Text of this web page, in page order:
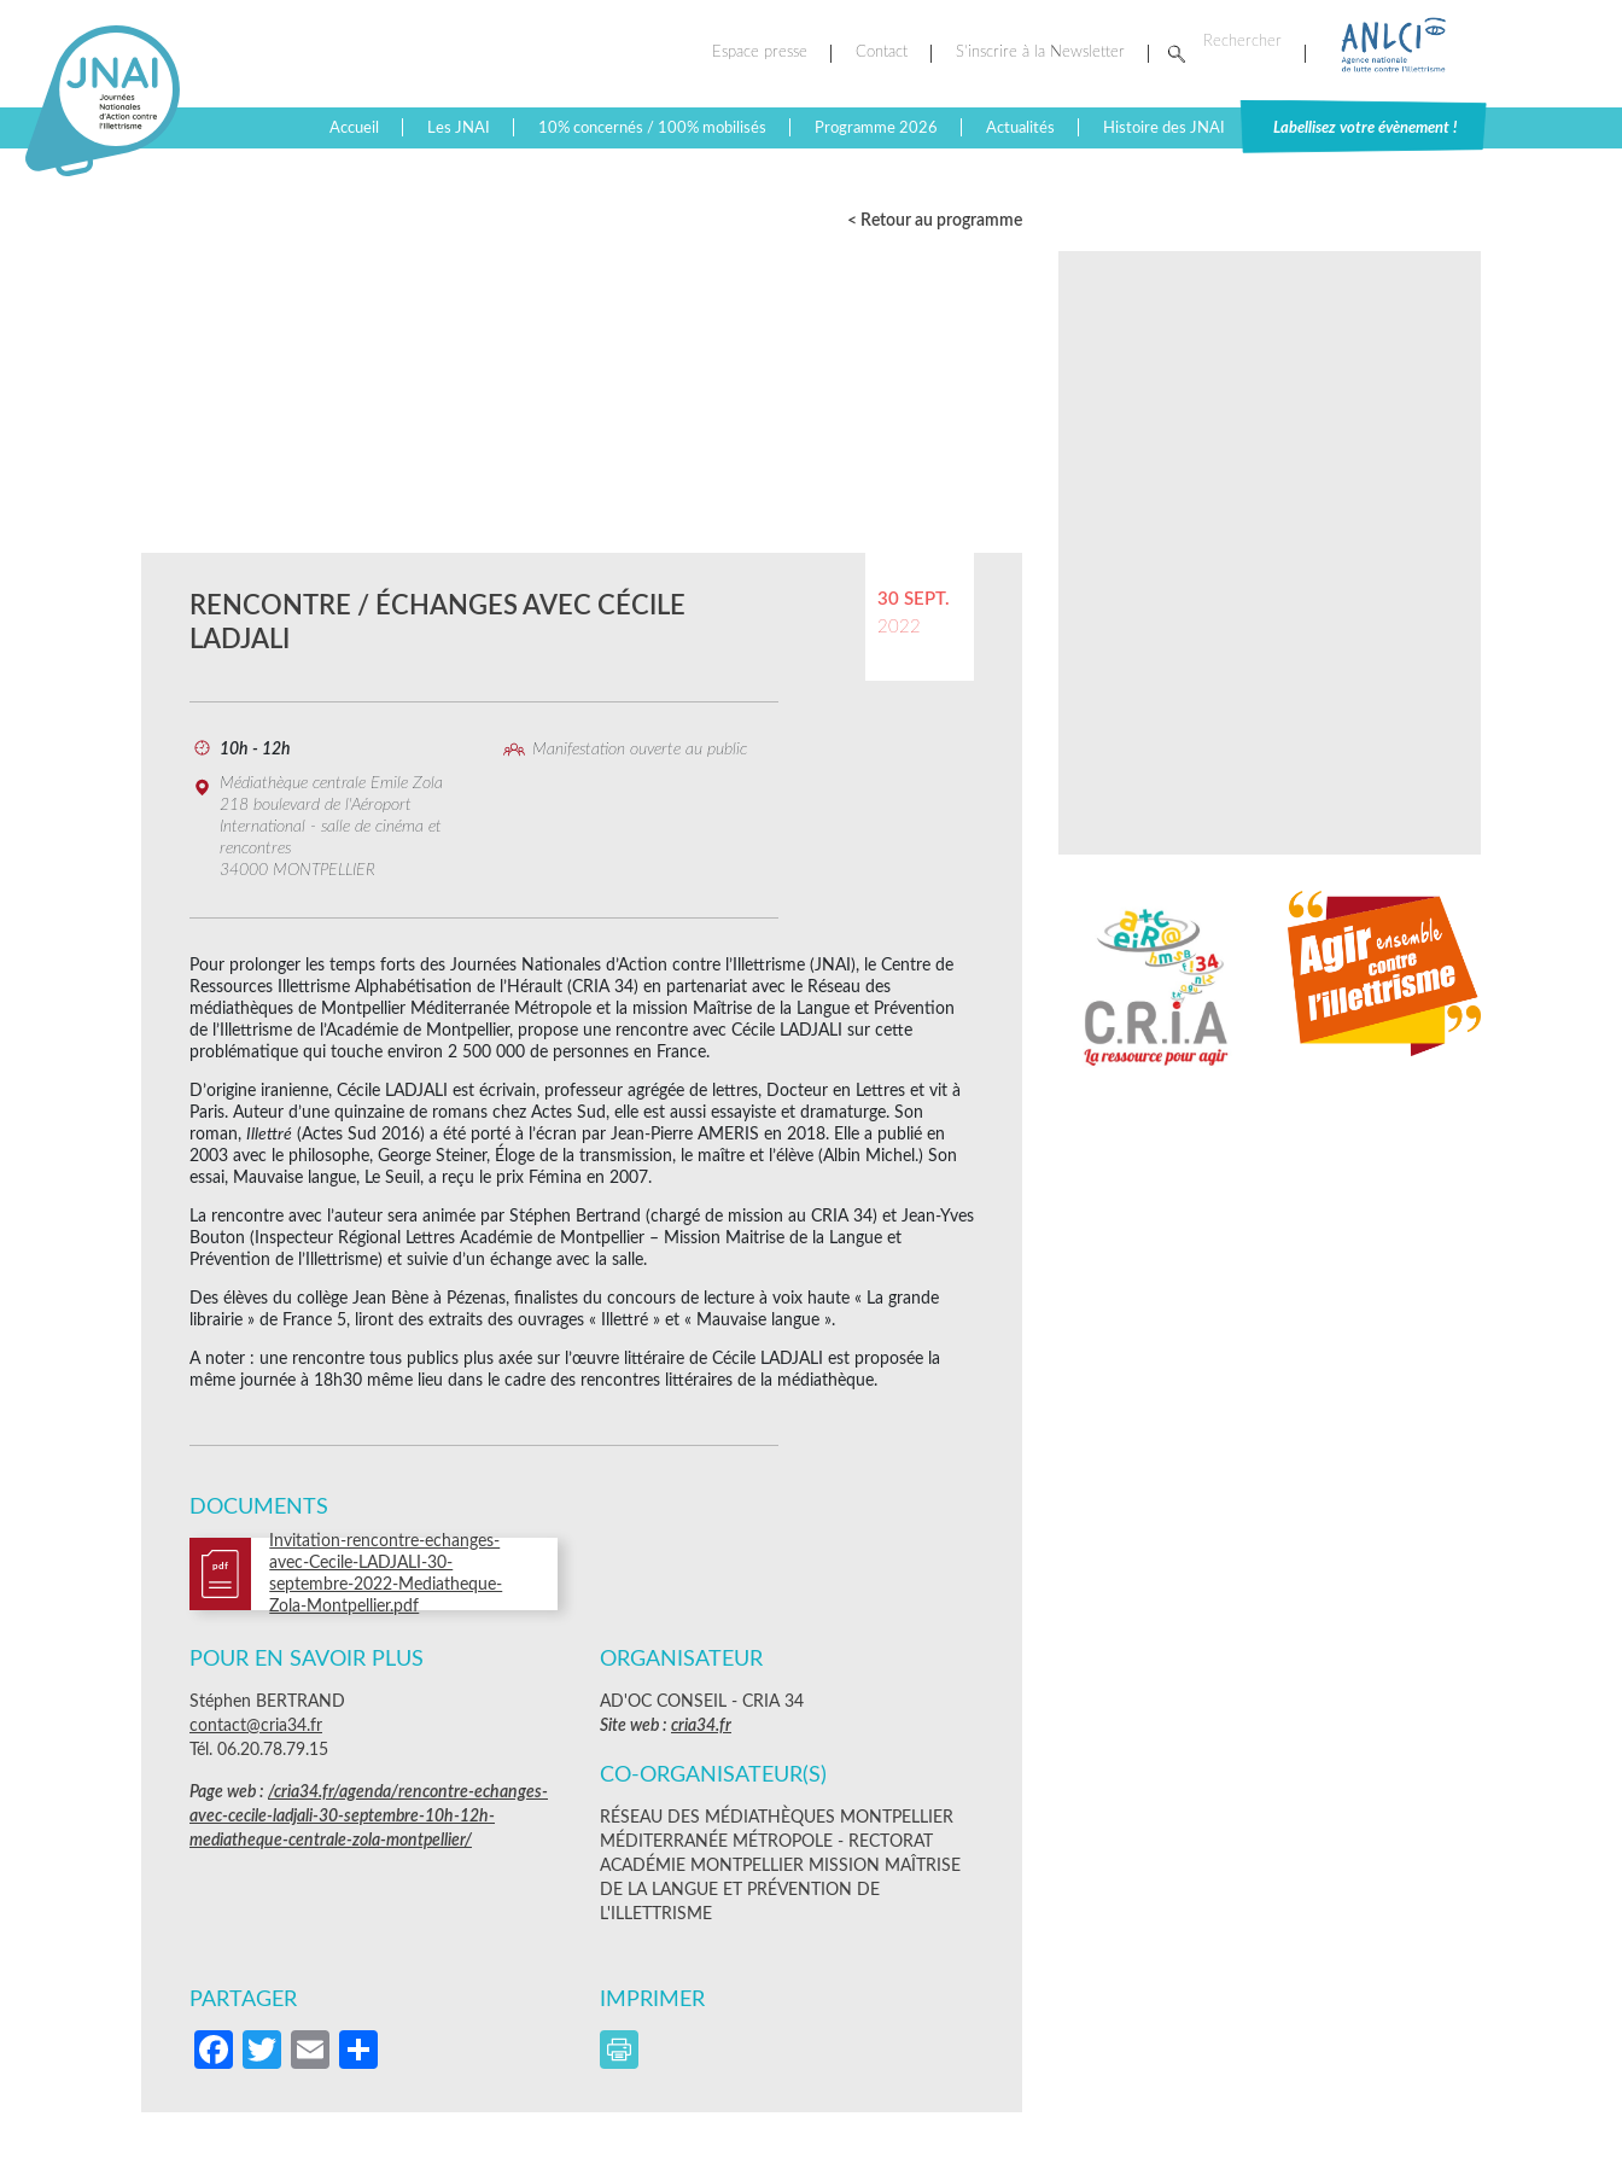
Espace presse Contact S’inscrire à la Newsletter
Accueil Les JNAI 10% concernés / 100% mobilisés Programme 2026 Actualités Histoire des JNAI Labellisez votre évènement !
< Retour au programme
30 SEPT.
2022
RENCONTRE / ÉCHANGES AVEC CÉCILE
LADJALI
10h - 12h
Manifestation ouverte au public
Médiathèque centrale Emile Zola
218 boulevard de l'Aéroport
International - salle de cinéma et
rencontres
34000 MONTPELLIER
Pour prolonger les temps forts des Journées Nationales d’Action contre l’Illettrisme (JNAI), le Centre de
Ressources Illettrisme Alphabétisation de l’Hérault (CRIA 34) en partenariat avec le Réseau des
médiathèques de Montpellier Méditerranée Métropole et la mission Maîtrise de la Langue et Prévention
de l’Illettrisme de l’Académie de Montpellier, propose une rencontre avec Cécile LADJALI sur cette
problématique qui touche environ 2 500 000 de personnes en France.
D’origine iranienne, Cécile LADJALI est écrivain, professeur agrégée de lettres, Docteur en Lettres et vit à
Paris. Auteur d’une quinzaine de romans chez Actes Sud, elle est aussi essayiste et dramaturge. Son
roman, Illettré (Actes Sud 2016) a été porté à l’écran par Jean-Pierre AMERIS en 2018. Elle a publié en
2003 avec le philosophe, George Steiner, Éloge de la transmission, le maître et l’élève (Albin Michel.) Son
essai, Mauvaise langue, Le Seuil, a reçu le prix Fémina en 2007.
La rencontre avec l’auteur sera animée par Stéphen Bertrand (chargé de mission au CRIA 34) et Jean-Yves
Bouton (Inspecteur Régional Lettres Académie de Montpellier – Mission Maitrise de la Langue et
Prévention de l’Illettrisme) et suivie d’un échange avec la salle.
Des élèves du collège Jean Bène à Pézenas, finalistes du concours de lecture à voix haute « La grande
librairie » de France 5, liront des extraits des ouvrages « Illettré » et « Mauvaise langue ».
A noter : une rencontre tous publics plus axée sur l’œuvre littéraire de Cécile LADJALI est proposée la
même journée à 18h30 même lieu dans le cadre des rencontres littéraires de la médiathèque.
DOCUMENTS
pdf
Invitation-rencontre-echanges-
avec-Cecile-LADJALI-30-
septembre-2022-Mediatheque-
Zola-Montpellier.pdf
POUR EN SAVOIR PLUS
Stéphen BERTRAND
contact@cria34.fr
Tél. 06.20.78.79.15
Page web : /cria34.fr/agenda/rencontre-echanges-
avec-cecile-ladjali-30-septembre-10h-12h-
mediatheque-centrale-zola-montpellier/
ORGANISATEUR
AD'OC CONSEIL - CRIA 34
Site web : cria34.fr
CO-ORGANISATEUR(S)
RÉSEAU DES MÉDIATHÈQUES MONTPELLIER
MÉDITERRANÉE MÉTROPOLE - RECTORAT
ACADÉMIE MONTPELLIER MISSION MAÎTRISE
DE LA LANGUE ET PRÉVENTION DE
L'ILLETTRISME
PARTAGER
Facebook
Twitter
Email
IMPRIMER